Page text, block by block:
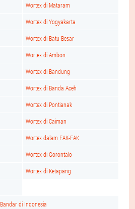
Wortex di Mataram
Wortex di Yogyakarta
Wortex di Batu Besar
Wortex di Ambon
Wortex di Bandung
Wortex di Banda Aceh
Wortex di Pontianak
Wortex di Caiman
Wortex dalam FAK-FAK
Wortex di Gorontalo
Wortex di Ketapang
Bandar di Indonesia